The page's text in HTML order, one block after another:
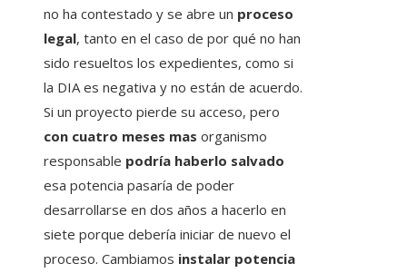
no ha contestado y se abre un proceso
legal, tanto en el caso de por qué no han
sido resueltos los expedientes, como si
la DIA es negativa y no están de acuerdo.
Si un proyecto pierde su acceso, pero
con cuatro meses mas organismo
responsable podría haberlo salvado
esa potencia pasaría de poder
desarrollarse en dos años a hacerlo en
siete porque debería iniciar de nuevo el
proceso. Cambiamos instalar potencia